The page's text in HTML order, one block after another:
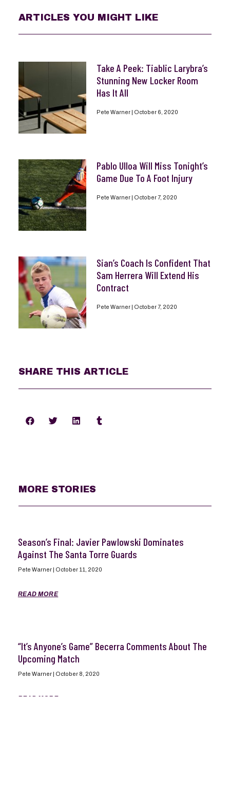
ARTICLES YOU MIGHT LIKE
Take A Peek: Tiablic Larybra’s
Stunning New Locker Room
Has It All
Pete Warner October 6, 2020
Pablo Ulloa Will Miss Tonight’s
Game Due To A Foot Injury
Pete Warner October 7, 2020
Sian’s Coach Is Confident That
Sam Herrera Will Extend His
Contract
Pete Warner October 7, 2020
SHARE THIS ARTICLE
MORE STORIES
Season’s Final: Javier Pawlowski Dominates
Against The Santa Torre Guards
Pete Warner October 11, 2020
READ MORE
“It’s Anyone’s Game” Becerra Comments About The
Upcoming Match
Pete Warner October 8, 2020
READ MORE